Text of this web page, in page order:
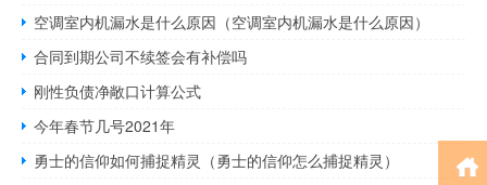
空调室内机漏水是什么原因（空调室内机漏水是什么原因）
合同到期公司不续签会有补偿吗
刚性负债净敞口计算公式
今年春节几号2021年
勇士的信仰如何捕捉精灵（勇士的信仰怎么捕捉精灵）